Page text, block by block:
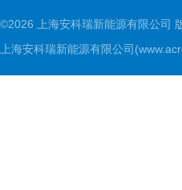
©2026 上海安科瑞新能源有限公司
上海安科瑞新能源有限公司